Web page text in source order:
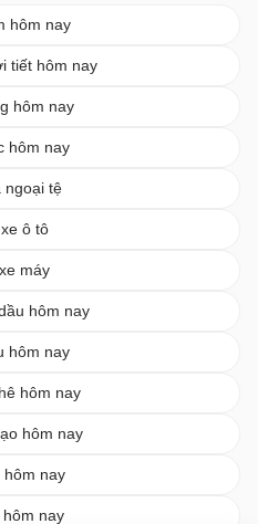
hôm nay
tiết hôm nay
hôm nay
hôm nay
ngoại tệ
ô tô
máy
hôm nay
hôm nay
hôm nay
hôm nay
hôm nay
hôm nay